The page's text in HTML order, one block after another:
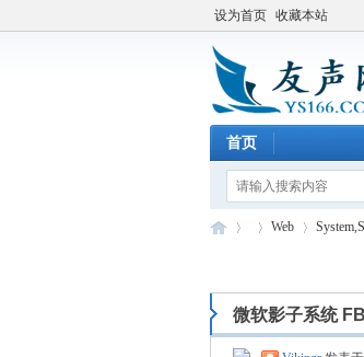
设为首页 收藏本站
首页
友 » ›
Web
›
微软影子系统